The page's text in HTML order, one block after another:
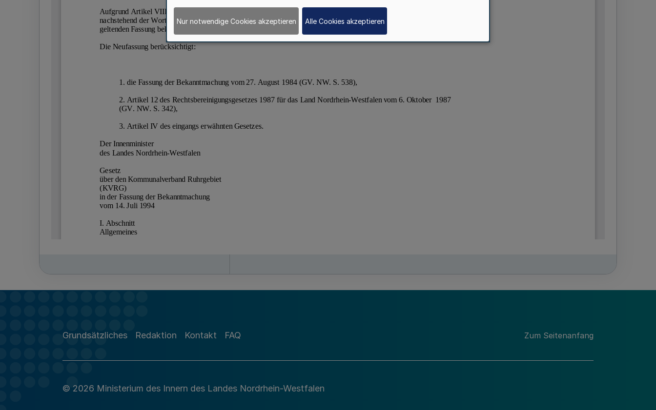
Grundsätzliches Redaktion Kontakt FAQ Zum Seitenanfang
© 2026 Ministerium des Innern des Landes Nordrhein-Westfalen
Nur notwendige Cookies akzeptieren Alle Cookies akzeptieren